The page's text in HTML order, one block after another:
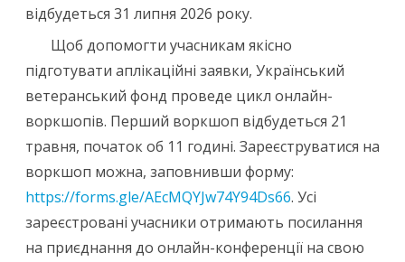
відбудеться 31 липня 2026 року.
Щоб допомогти учасникам якісно
підготувати аплікаційні заявки, Український
ветеранський фонд проведе цикл онлайн-
воркшопів. Перший воркшоп відбудеться 21
травня, початок об 11 годині. Зареєструватися на
воркшоп можна, заповнивши форму:
https://forms.gle/AEcMQYJw74Y94Ds66. Усі
зареєстровані учасники отримають посилання
на приєднання до онлайн-конференції на свою